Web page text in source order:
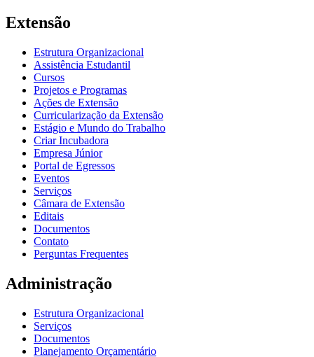
Extensão
Estrutura Organizacional
Assistência Estudantil
Cursos
Projetos e Programas
Ações de Extensão
Curricularização da Extensão
Estágio e Mundo do Trabalho
Criar Incubadora
Empresa Júnior
Portal de Egressos
Eventos
Serviços
Câmara de Extensão
Editais
Documentos
Contato
Perguntas Frequentes
Administração
Estrutura Organizacional
Serviços
Documentos
Planejamento Orçamentário